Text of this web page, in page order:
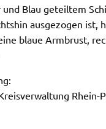
und Blau geteiltem
ausgezogen ist,
blaue Armbrust,
Rhein-